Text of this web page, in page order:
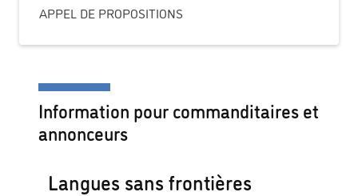
APPEL DE PROPOSITIONS
Information pour commanditaires et
annonceurs
Langues sans frontières